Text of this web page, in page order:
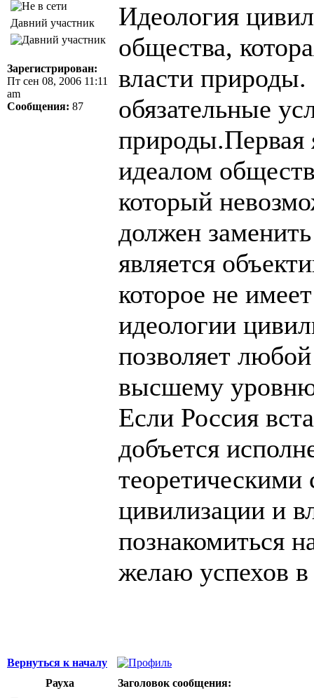
Давний участник
Зарегистрирован:
Пт сен 08, 2006 11:11
am
Сообщения: 87
Идеология
общества,
власти
обязательные
природы.Первая
идеалом
который
должен
является
которое не
идеологии
позволяет
высшему уровню
Если Россия
добъется
теоретическими
цивилизации и
познакомиться
желаю успехов
Вернуться к началу
Рауха
Заголовок сообщения: